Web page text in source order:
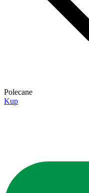
Polecane
Kup